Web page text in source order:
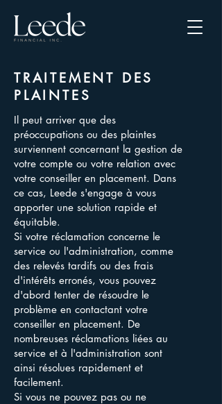
TRAITEMENT DES
PLAINTES
Il peut arriver que des
préoccupations ou des plaintes
surviennent concernant la gestion de
votre compte ou votre relation avec
votre conseiller en placement. Dans
ce cas, Leede s'engage à vous
apporter une solution rapide et
équitable.
Si votre réclamation concerne le
service ou l'administration, comme
des relevés tardifs ou des frais
d'intérêts erronés, vous pouvez
d'abord tenter de résoudre le
problème en contactant votre
conseiller en placement. De
nombreuses réclamations liées au
service et à l'administration sont
ainsi résolues rapidement et
facilement.
Si vous ne pouvez pas ou ne